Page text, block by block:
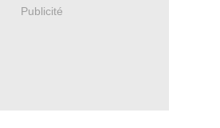
Publicité